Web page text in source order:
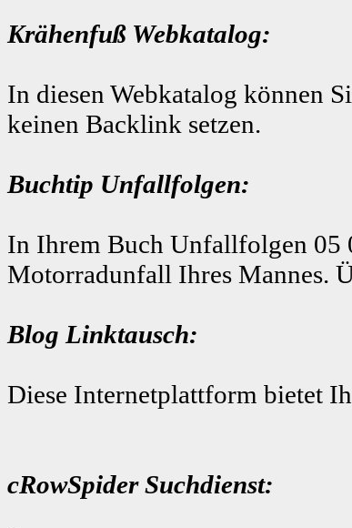
Krähenfuß Webkatalog:
In diesen Webkatalog können
keinen Backlink setzen.
Buchtip Unfallfolgen:
In Ihrem Buch Unfallfolgen 05
Motorradunfall Ihres Mannes.
Blog Linktausch:
Diese Internetplattform bietet
cRowSpider Suchdienst: